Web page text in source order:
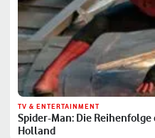
TV & ENTERTAINMENT
Spider-Man: Die
Holland